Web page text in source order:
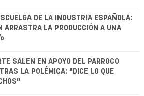
DE LA INDUSTRIA ESPAÑOLA:
ARRASTRA LA PRODUCCIÓN A UNA
SALEN EN APOYO DEL PÁRROCO
LA POLÉMICA: "DICE LO QUE